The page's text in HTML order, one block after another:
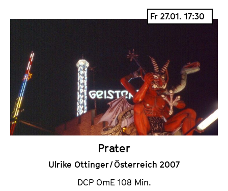
e
t
s
a
l
n
d
e
r
Fr 27.01. 17:30
Prater
Ulrike Ottinger / Österreich 2007
DCP OmE 108 Min.